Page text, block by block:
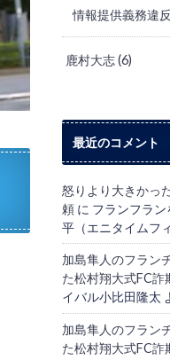
情報提供義務違反
鹿村大志(6)
最近のコメント
怒りより大きかっ
頼 に フランフラ
平（エニタイムフ
加島隼人のフラン
た松村翔大式FC詐
イバル小比田隆太
加島隼人のフラン
た松村翔大式FC詐